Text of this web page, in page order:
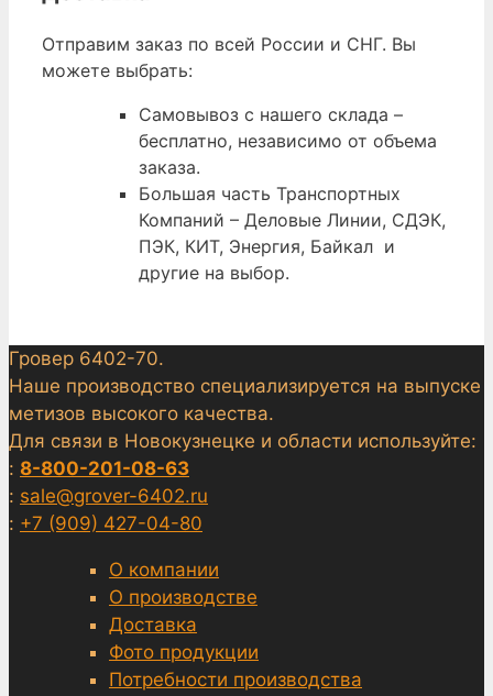
Отправим заказ по всей России и СНГ. Вы
можете выбрать:
Самовывоз с нашего склада –
бесплатно, независимо от объема
заказа.
Большая часть Транспортных
Компаний – Деловые Линии, СДЭК,
ПЭК, КИТ, Энергия, Байкал и
другие на выбор.
Гровер 6402-70.
Наше производство специализируется на выпуске
метизов высокого качества.
Для связи в Новокузнецке и области используйте:
: 8-800-201-08-63
: sale@grover-6402.ru
: +7 (909) 427-04-80
О компании
О производстве
Доставка
Фото продукции
Потребности производства